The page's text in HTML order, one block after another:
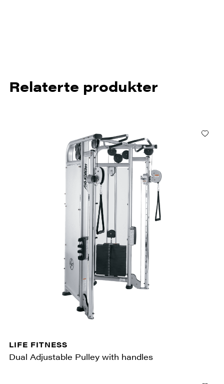
Relaterte produkter
LIFE FITNESS
Dual Adjustable Pulley with handles